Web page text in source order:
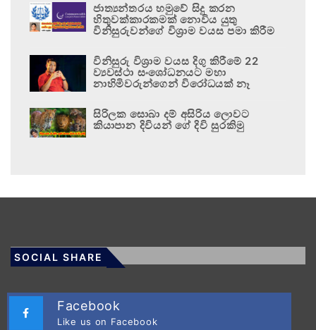
ජාත්‍යන්තරය හමුවේ සිදු කරන
හිතුවක්කාරකමක් නොවිය යුතු
විනිසුරුවන්ගේ විශ්‍රාම වයස පමා කිරීම
විනිසුරු විශ්‍රාම වයස දිගු කිරීමේ 22
ව්‍යවස්ථා සංශෝධනයට මහා
නාහිමිවරුන්ගෙන් විරෝධයක් නෑ
සිරිලක සොබා දම් අසිරිය ලොවට
කියාපාන දිවියන් ගේ දිවි සුරකිමු
SOCIAL SHARE
Facebook
Like us on Facebook